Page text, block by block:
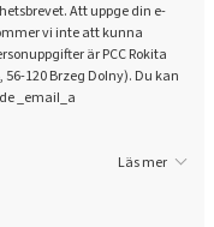
Att uppge din e-
vi inte att kunna
är PCC Rokita
120 Brzeg Dolny). Du kan
_email_a
Läs mer